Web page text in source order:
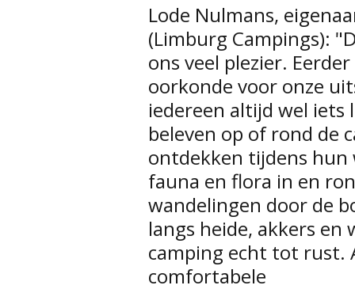
Lode Nulmans,
(Limburg Campings):
ons veel plezier.
oorkonde voor onze
iedereen altijd wel iets
beleven op of rond de
ontdekken tijdens hun
fauna en flora in en
wandelingen door de
langs heide, akkers
camping echt tot rust.
comfortabele